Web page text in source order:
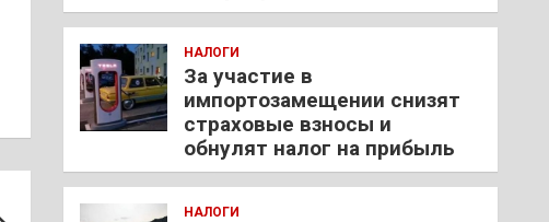
НАЛОГИ
За участие в
импортозамещении снизят
страховые взносы и
обнулят налог на прибыль
НАЛОГИ